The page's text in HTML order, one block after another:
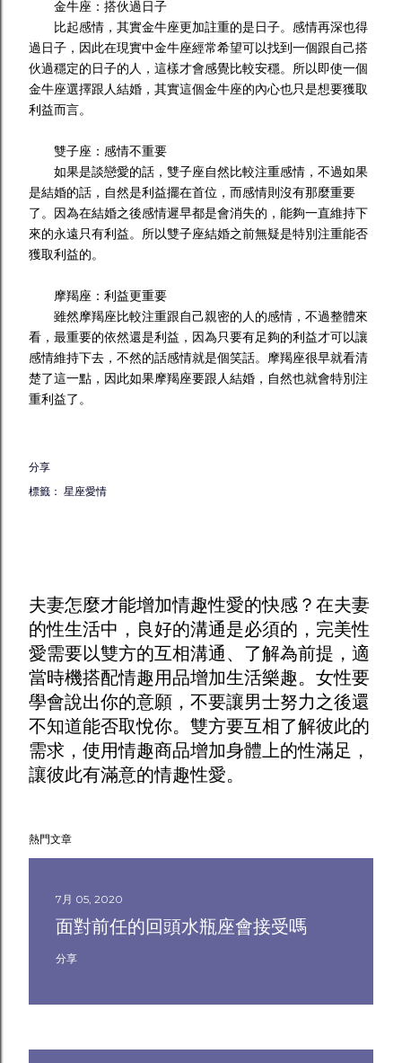
金牛座：搭伙過日子
比起感情，其實金牛座更加註重的是日子。感情再深也得
過日子，因此在現實中金牛座經常希望可以找到一個跟自己搭
伙過穩定的日子的人，這樣才會感覺比較安穩。所以即使一個
金牛座選擇跟人結婚，其實這個金牛座的內心也只是想要獲取
利益而言。
雙子座：感情不重要
如果是談戀愛的話，雙子座自然比較注重感情，不過如果
是結婚的話，自然是利益擺在首位，而感情則沒有那麼重要
了。因為在結婚之後感情遲早都是會消失的，能夠一直維持下
來的永遠只有利益。所以雙子座結婚之前無疑是特別注重能否
獲取利益的。
摩羯座：利益更重要
雖然摩羯座比較注重跟自己親密的人的感情，不過整體來
看，最重要的依然還是利益，因為只要有足夠的利益才可以讓
感情維持下去，不然的話感情就是個笑話。摩羯座很早就看清
楚了這一點，因此如果摩羯座要跟人結婚，自然也就會特別注
重利益了。
分享
標籤： 星座愛情
夫妻怎麼才能增加情趣性愛的快感？在夫妻
的性生活中，良好的溝通是必須的，完美性
愛需要以雙方的互相溝通、了解為前提，適
當時機搭配情趣用品增加生活樂趣。女性要
學會說出你的意願，不要讓男士努力之後還
不知道能否取悅你。雙方要互相了解彼此的
需求，使用情趣商品增加身體上的性滿足，
讓彼此有滿意的情趣性愛。
熱門文章
7月 05, 2020
面對前任的回頭水瓶座會接受嗎
分享